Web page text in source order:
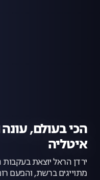
איטליה
ירדן הראל יוצאת
מתוייגים ברשת, והפעם